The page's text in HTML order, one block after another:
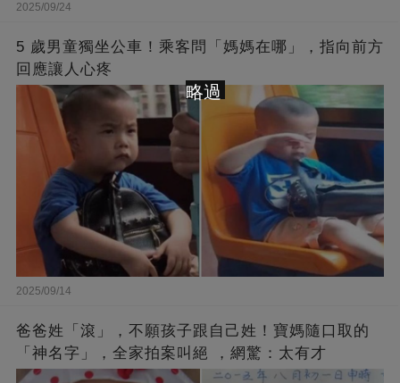
2025/09/24
5 歲男童獨坐公車！乘客問「媽媽在哪」，指向前方
回應讓人心疼
2025/09/14
爸爸姓「滾」，不願孩子跟自己姓！寶媽隨口取的
「神名字」，全家拍案叫絕 ，網驚：太有才
略過